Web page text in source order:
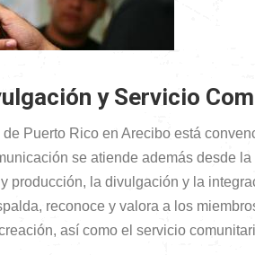
y Servicio
Puerto Rico en Arecibo está
se atiende además desde
producción, la divulgación y la
reconoce y valora a los
así como el servicio